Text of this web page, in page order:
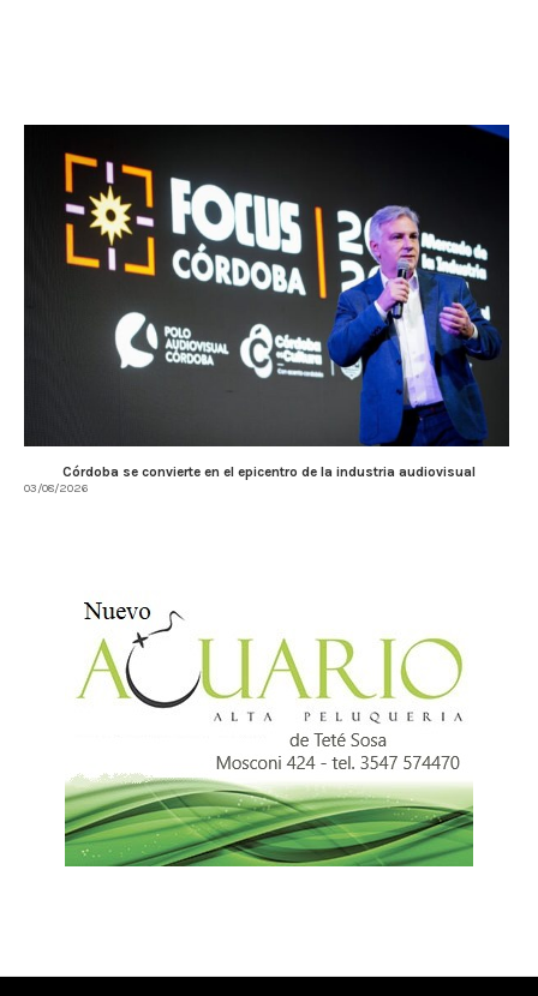
Córdoba se convierte en el epicentro de la industria audiovisual
03/08/2026